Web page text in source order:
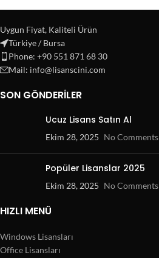
Uygun Fiyat, Kaliteli Ürün
Türkiye / Bursa
Phone: +90 551 871 68 30
Mail: info@lisanscini.com
SON GÖNDERILER
Ucuz Lisans Satın Al
Ekim 28, 2025 No Comments
Popüler Lisanslar 2025
Ekim 28, 2025 No Comments
HIZLI MENÜ
Windows Lisansları
Office Lisansları